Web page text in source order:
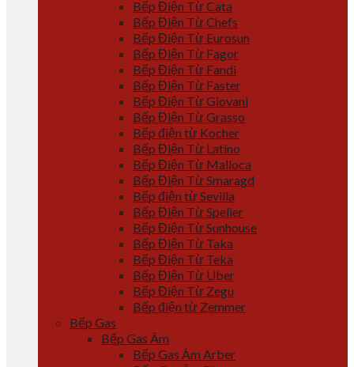
Bếp Điện Từ Cata
Bếp Điện Từ Chefs
Bếp Điện Từ Eurosun
Bếp Điện Từ Fagor
Bếp Điện Từ Fandi
Bếp Điện Từ Faster
Bếp Điện Từ Giovani
Bếp Điện Từ Grasso
Bếp điện từ Kocher
Bếp Điện Từ Latino
Bếp Điện Từ Malloca
Bếp Điện Từ Smaragd
Bếp điện từ Sevilla
Bếp Điện Từ Spelier
Bếp Điện Từ Sunhouse
Bếp Điện Từ Taka
Bếp Điện Từ Teka
Bếp Điện Từ Uber
Bếp Điện Từ Zegu
Bếp điện từ Zemmer
Bếp Gas
Bếp Gas Âm
Bếp Gas Âm Arber